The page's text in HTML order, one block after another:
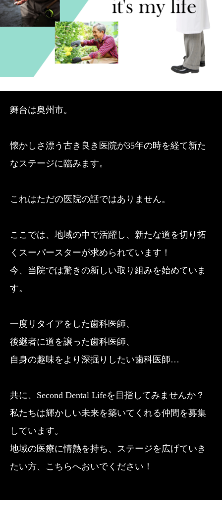
舞台は奥州市。
懐かしさ漂う古き良き医院が35年の時を経て新た
なステージに臨みます。
これはただの医院の話ではありません。
ここでは、地域の中で活躍し、新たな道を切り拓
くスーパースターが求められています！
今、当院では驚きの新しい取り組みを始めていま
す。
一度リタイアをした歯科医師、
後継者に道を譲った歯科医師、
自身の趣味をより深掘りしたい歯科医師…
共に、Second Dental Lifeを目指してみませんか？
私たちは輝かしい未来を築いてくれる仲間を募集
しています。
地域の医療に情熱を持ち、ステージを広げていき
たい方、こちらへおいでください！